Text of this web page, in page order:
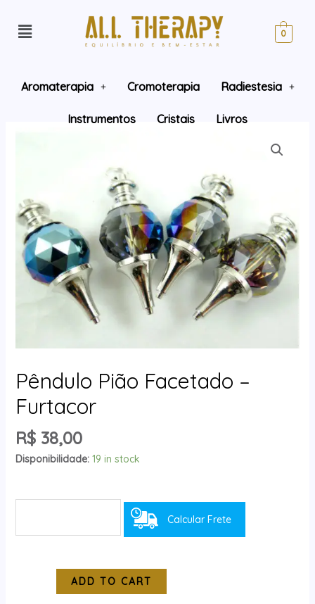
0
Aromaterapia Cromoterapia Radiestesia
Instrumentos Cristais Livros
Pêndulo Pião Facetado –
Furtacor
R$38,00
Disponibilidade: 19 in stock
Calcular Frete
ADD TO CART